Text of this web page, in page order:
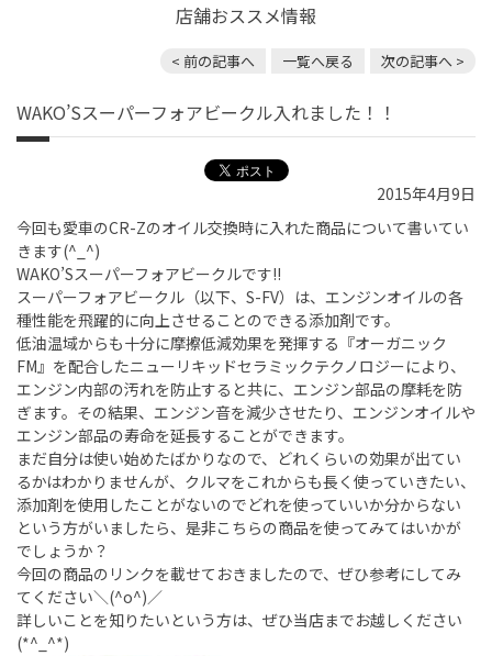
店舗おススメ情報
< 前の記事へ 一覧へ戻る 次の記事へ >
WAKO’Sスーパーフォアビークル入れました！！
2015年4月9日
今回も愛車のCR-Zのオイル交換時に入れた商品について書いてい
きます(^_^)
WAKO’Sスーパーフォアビークルです!!
スーパーフォアビークル（以下、S-FV）は、エンジンオイルの各
種性能を飛躍的に向上させることのできる添加剤です。
低油温域からも十分に摩擦低減効果を発揮する『オーガニック
FM』を配合したニューリキッドセラミックテクノロジーにより、
エンジン内部の汚れを防止すると共に、エンジン部品の摩耗を防
ぎます。その結果、エンジン音を減少させたり、エンジンオイルや
エンジン部品の寿命を延長することができます。
まだ自分は使い始めたばかりなので、どれくらいの効果が出てい
るかはわかりませんが、クルマをこれからも長く使っていきたい、
添加剤を使用したことがないのでどれを使っていいか分からない
という方がいましたら、是非こちらの商品を使ってみてはいかが
でしょうか？
今回の商品のリンクを載せておきましたので、ぜひ参考にしてみ
てください＼(^o^)／
詳しいことを知りたいという方は、ぜひ当店までお越しください
(*^_^*)